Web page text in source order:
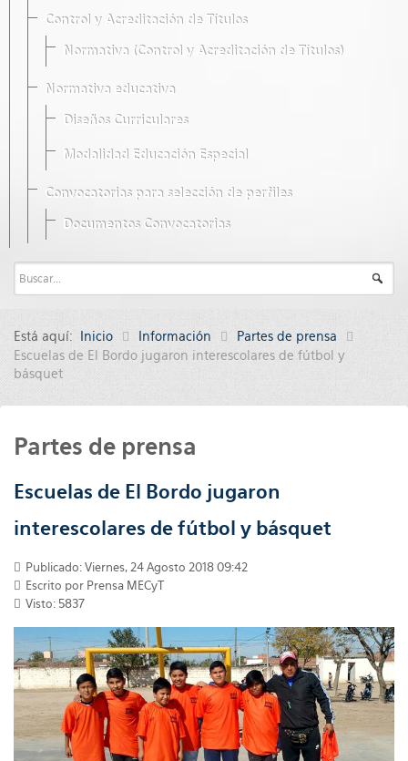
Control y Acreditación de Títulos
Normativa (Control y Acreditación de Títulos)
Normativa educativa
Diseños Curriculares
Modalidad Educación Especial
Convocatorias para selección de perfiles
Documentos Convocatorias
Está aquí: Inicio Información
Partes de prensa
Escuelas de El Bordo jugaron interescolares de fútbol y
básquet
Partes de prensa
Escuelas de El Bordo jugaron
interescolares de fútbol y básquet
Publicado: Viernes, 24 Agosto 2018 09:42
Escrito por Prensa MECyT
Visto: 5837